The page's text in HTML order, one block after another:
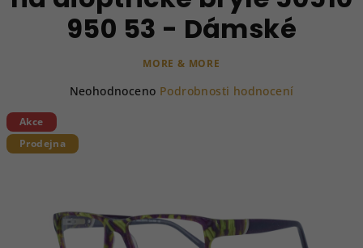
950 53 - Dámské
MORE & MORE
produktu
je
0,0
Neohodnoceno Podrobnosti hodnocení
Akce
Prodejna